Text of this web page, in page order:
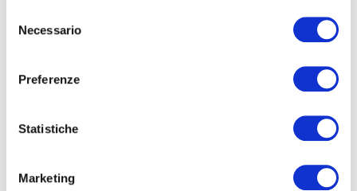
delNecessario
Preferenze
Statistiche
Marketing